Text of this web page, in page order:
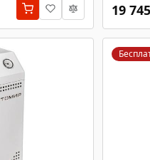
19 745